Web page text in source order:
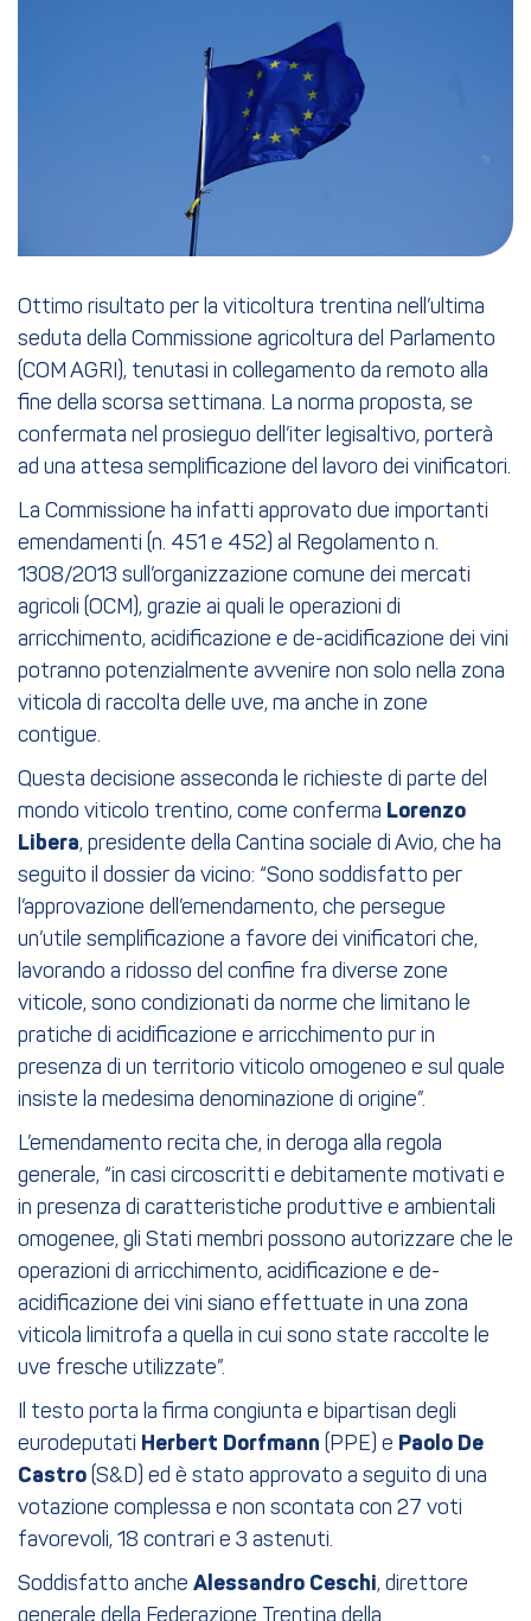
Ottimo risultato per la viticoltura trentina nell’ultima
seduta della Commissione agricoltura del Parlamento
(COM AGRI), tenutasi in collegamento da remoto alla
fine della scorsa settimana. La norma proposta, se
confermata nel prosieguo dell’iter legisaltivo, porterà
ad una attesa semplificazione del lavoro dei vinificatori.
La Commissione ha infatti approvato due importanti
emendamenti (n. 451 e 452) al Regolamento n.
1308/2013 sull’organizzazione comune dei mercati
agricoli (OCM), grazie ai quali le operazioni di
arricchimento, acidificazione e de-acidificazione dei vini
potranno potenzialmente avvenire non solo nella zona
viticola di raccolta delle uve, ma anche in zone
contigue.
Questa decisione asseconda le richieste di parte del
mondo viticolo trentino, come conferma Lorenzo
Libera, presidente della Cantina sociale di Avio, che ha
seguito il dossier da vicino: “Sono soddisfatto per
l’approvazione dell’emendamento, che persegue
un’utile semplificazione a favore dei vinificatori che,
lavorando a ridosso del confine fra diverse zone
viticole, sono condizionati da norme che limitano le
pratiche di acidificazione e arricchimento pur in
presenza di un territorio viticolo omogeneo e sul quale
insiste la medesima denominazione di origine”.
L’emendamento recita che, in deroga alla regola
generale, “in casi circoscritti e debitamente motivati e
in presenza di caratteristiche produttive e ambientali
omogenee, gli Stati membri possono autorizzare che le
operazioni di arricchimento, acidificazione e de-
acidificazione dei vini siano effettuate in una zona
viticola limitrofa a quella in cui sono state raccolte le
uve fresche utilizzate”.
Il testo porta la firma congiunta e bipartisan degli
eurodeputati Herbert Dorfmann (PPE) e Paolo De
Castro (S&D) ed è stato approvato a seguito di una
votazione complessa e non scontata con 27 voti
favorevoli, 18 contrari e 3 astenuti.
Soddisfatto anche Alessandro Ceschi, direttore
generale della Federazione Trentina della